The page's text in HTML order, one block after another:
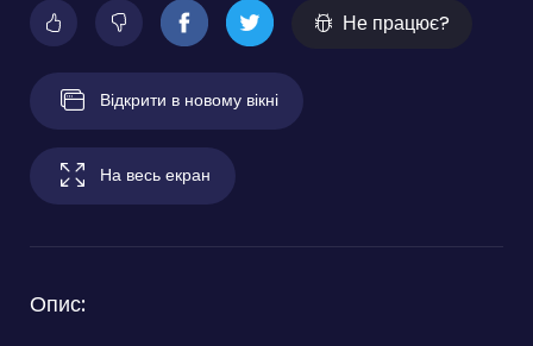
Не працює?
Відкрити в новому вікні
На весь екран
Опис: